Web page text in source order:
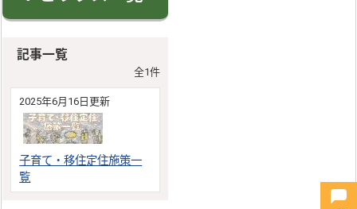
記事一覧
全1件
2025年6月16日更新
子育て・移住定住施策一
覧